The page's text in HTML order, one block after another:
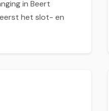
in Beert
het slot- en